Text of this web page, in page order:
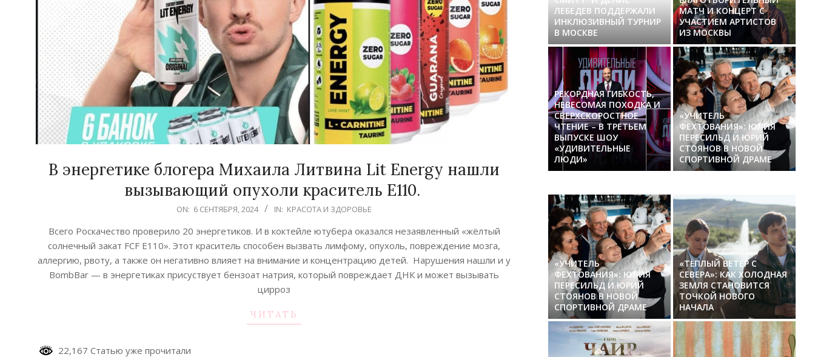
В энергетике блогера Михаила Литвина Lit Energy нашли
вызывающий опухоли краситель Е110.
ON: 6 СЕНТЯБРЯ, 2024 IN: КРАСОТА И ЗДОРОВЬЕ
Всего Роскачество проверило 20 энергетиков. И в коктейле ютубера оказался незаявленный «жёлтый
солнечный закат FCF Е110». Этот краситель способен вызвать лимфому, опухоль, повреждение мозга,
аллергию, рвоту, а также он негативно влияет на внимание и концентрацию детей. Нарушения нашли и у
BombBar — в энергетиках присуствует бензоат натрия, который повреждает ДНК и может вызывать
цирроз
ЧИТАТЬ
22,167 Статью уже прочитали
ЛЕБЕДЕВ ПОДДЕРЖАЛИ
ИНКЛЮЗИВНЫЙ ТУРНИР
В МОСКВЕ
МАТЧ И КОНЦЕРТ С
УЧАСТИЕМ АРТИСТОВ
ИЗ МОСКВЫ
РЕКОРДНАЯ ГИБКОСТЬ,
НЕВЕСОМАЯ ПОХОДКА И
СВЕРХСКОРОСТНОЕ
ЧТЕНИЕ – В ТРЕТЬЕМ
ВЫПУСКЕ ШОУ
«УДИВИТЕЛЬНЫЕ
ЛЮДИ»
«УЧИТЕЛЬ
ФЕХТОВАНИЯ»: ЮЛИЯ
ПЕРЕСИЛЬД И ЮРИЙ
СТОЯНОВ В НОВОЙ
СПОРТИВНОЙ ДРАМЕ
«УЧИТЕЛЬ
ФЕХТОВАНИЯ»: ЮЛИЯ
ПЕРЕСИЛЬД И ЮРИЙ
СТОЯНОВ В НОВОЙ
СПОРТИВНОЙ ДРАМЕ
«ТЁПЛЫЙ ВЕТЕР С
СЕВЕРА»: КАК ХОЛОДНАЯ
ЗЕМЛЯ СТАНОВИТСЯ
ТОЧКОЙ НОВОГО
НАЧАЛА